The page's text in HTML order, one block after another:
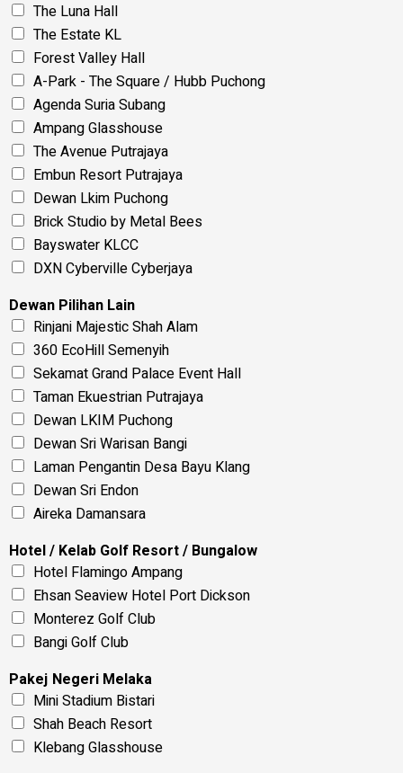
The Luna Hall
The Estate KL
Forest Valley Hall
A-Park - The Square / Hubb Puchong
Agenda Suria Subang
Ampang Glasshouse
The Avenue Putrajaya
Embun Resort Putrajaya
Dewan Lkim Puchong
Brick Studio by Metal Bees
Bayswater KLCC
DXN Cyberville Cyberjaya
Dewan Pilihan Lain
Rinjani Majestic Shah Alam
360 EcoHill Semenyih
Sekamat Grand Palace Event Hall
Taman Ekuestrian Putrajaya
Dewan LKIM Puchong
Dewan Sri Warisan Bangi
Laman Pengantin Desa Bayu Klang
Dewan Sri Endon
Aireka Damansara
Hotel / Kelab Golf Resort / Bungalow
Hotel Flamingo Ampang
Ehsan Seaview Hotel Port Dickson
Monterez Golf Club
Bangi Golf Club
Pakej Negeri Melaka
Mini Stadium Bistari
Shah Beach Resort
Klebang Glasshouse